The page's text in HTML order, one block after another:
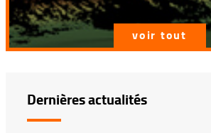
voir tout
Dernières actualités